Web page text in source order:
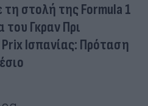
στολή της Formula 1
Γκραν Πρι
Ισπανίας: Πρόταση